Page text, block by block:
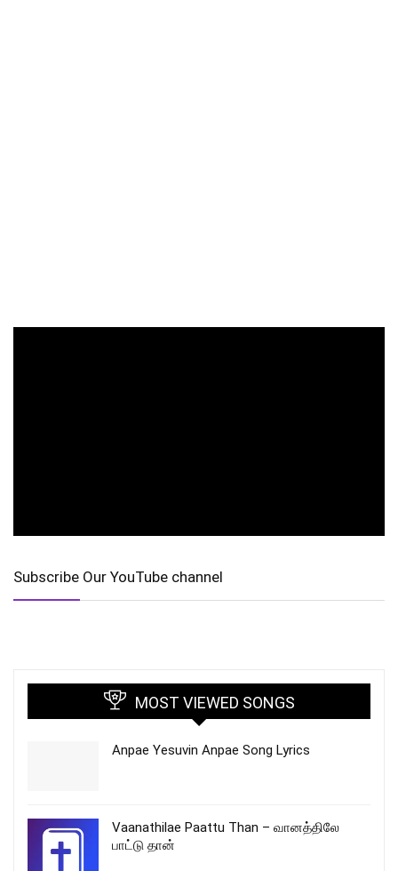
Subscribe Our YouTube channel
MOST VIEWED SONGS
Anpae Yesuvin Anpae Song Lyrics
Vaanathilae Paattu Than – வானத்திலே
பாட்டு தான்